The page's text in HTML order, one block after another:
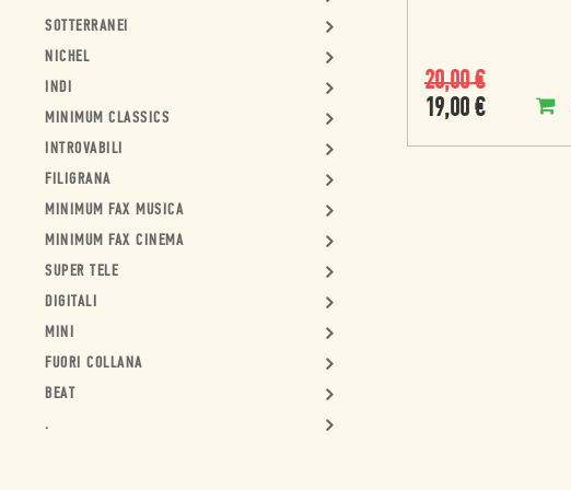
SOTTERRANEI
NICHEL
INDI
MINIMUM CLASSICS
INTROVABILI
FILIGRANA
MINIMUM FAX MUSICA
MINIMUM FAX CINEMA
SUPER TELE
DIGITALI
MINI
FUORI COLLANA
BEAT
.
20,00€
19,00 €